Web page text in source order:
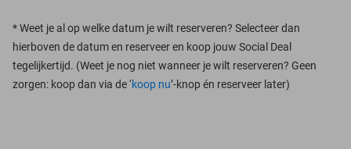
*Weet je al op welke datum je wilt reserveren? Selecteer dan
hierboven de datum en reserveer en koop jouw Social Deal
tegelijkertijd. (Weet je nog niet wanneer je wilt reserveren? Geen
zorgen: koop dan via de ‘koop nu’-knop én reserveer later)